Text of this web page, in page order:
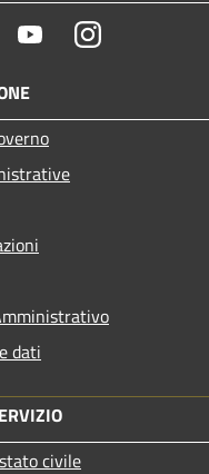
YoutubeInstagram
dati
civile